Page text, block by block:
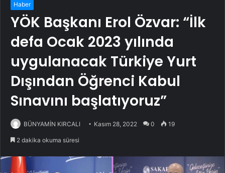
Haber
YÖK Başkanı Erol Özvar: “İlk
defa Ocak 2023 yılında
uygulanacak Türkiye Yurt
Dışından Öğrenci Kabul
Sınavını başlatıyoruz”
BÜNYAMİN KIRCALI Kasım 28, 2022 0 19
2 dakika okuma süresi